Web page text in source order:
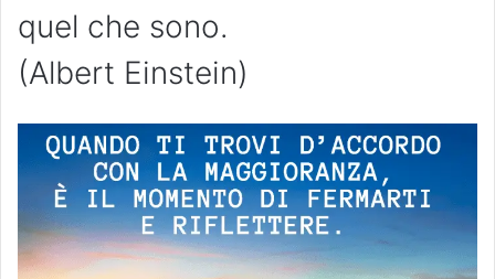
quel che sono.
(Albert Einstein)